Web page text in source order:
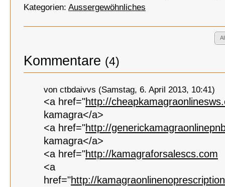
Kategorien: Aussergewöhnliches
Kommentare (4)
von ctbdaivvs (Samstag, 6. April 2013, 10:41)
<a href="http://
kamagra</a>
<a href="http://
kamagra</a>
<a href="http://kamagraforsalescs.com
<a
href="http://